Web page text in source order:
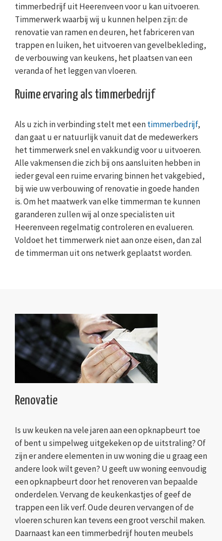
timmerbedrijf uit Heerenveen voor u kan uitvoeren.
Timmerwerk waarbij wij u kunnen helpen zijn: de
renovatie van ramen en deuren, het fabriceren van
trappen en luiken, het uitvoeren van gevelbekleding,
de verbouwing van keukens, het plaatsen van een
veranda of het leggen van vloeren.
Ruime ervaring als timmerbedrijf
Als u zich in verbinding stelt met eentimmerbedrijf,
dan gaat u er natuurlijk vanuit dat de medewerkers
het timmerwerk snel en vakkundig voor u uitvoeren.
Alle vakmensen die zich bij ons aansluiten hebben in
ieder geval een ruime ervaring binnen het vakgebied,
bij wie uw verbouwing of renovatie in goede handen
is. Om het maatwerk van elke timmerman te kunnen
garanderen zullen wij al onze specialisten uit
Heerenveen regelmatig controleren en evalueren.
Voldoet het timmerwerk niet aan onze eisen, dan zal
de timmerman uit ons netwerk geplaatst worden.
Renovatie
Is uw keuken na vele jaren aan een opknapbeurt toe
of bent u simpelweg uitgekeken op de uitstraling? Of
zijn er andere elementen in uw woning die u graag een
andere look wilt geven? U geeft uw woning eenvoudig
een opknapbeurt door het renoveren van bepaalde
onderdelen. Vervang de keukenkastjes of geef de
trappen een lik verf. Oude deuren vervangen of de
vloeren schuren kan tevens een groot verschil maken.
Daarnaast kan een timmerbedrijf houten meubels